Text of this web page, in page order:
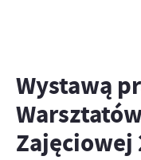
Wystawą
Zajęciowej